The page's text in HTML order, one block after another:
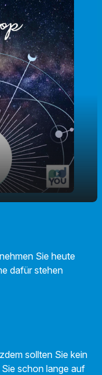
Sie heute
dafür stehen
sollten Sie kein
schon lange auf